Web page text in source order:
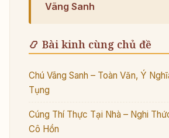
Vãng Sanh
📿 Bài kinh cùng chủ đề
Chú Vãng Sanh – Toàn Văn, Ý
Tụng
Cúng Thí Thực Tại Nhà – Nghi
Cô Hồn